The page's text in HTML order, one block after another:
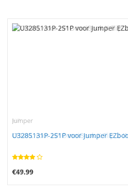
Jumper
U3285131P-2S1P voor Jumper
€49.99